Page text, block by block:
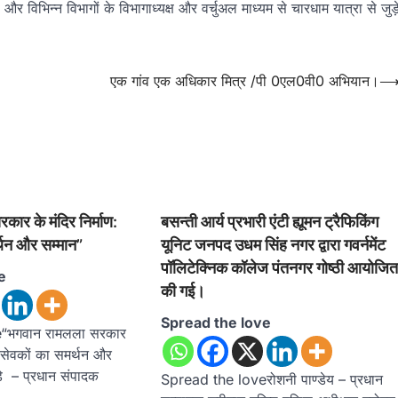
विभागों के विभागाध्यक्ष और वर्चुअल माध्यम से चारधाम यात्रा से
एक गांव एक अधिकार मित्र /पी 0एल0वी0 अभियान।
के मंदिर निर्माण:
और सम्मान”
रामलला सरकार
का समर्थन और
– प्रधान संपादक
बसन्ती आर्य प्रभारी एंटी ह्यूमन ट्रैफिकिंग
यूनिट जनपद उधम सिंह नगर द्वारा गवर्नमेंट
पॉलिटेक्निक कॉलेज पंतनगर गोष्ठी आयोजित
की गई।
Spread the love
Spread the loveरोशनी पाण्डेय – प्रधान